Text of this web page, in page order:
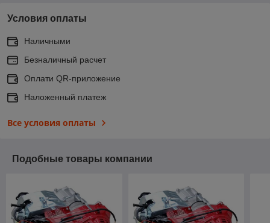
Условия оплаты
Наличными
Безналичный расчет
Оплати QR-приложение
Наложенный платеж
Все условия оплаты
Подобные товары компании